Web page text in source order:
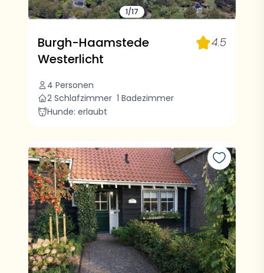
1/17
Burgh-Haamstede
Westerlicht
4 Personen
2 Schlafzimmer 1 Badezimmer
Hunde: erlaubt
4.5